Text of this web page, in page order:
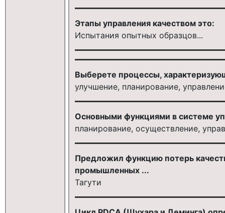
Этапы управления качеством это:
Испытания опытных образцов...
Выберете процессы,
улучшение, планирование,
Основными функциями в системе
планирование, осуществление,
Предложил функцию потерь
промышленных ...
Тагути